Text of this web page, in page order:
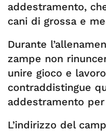
addestramento,
cani di grossa e
Durante
zampe non
unire gioco e
contraddistingue
addestramento per
L’indirizzo del